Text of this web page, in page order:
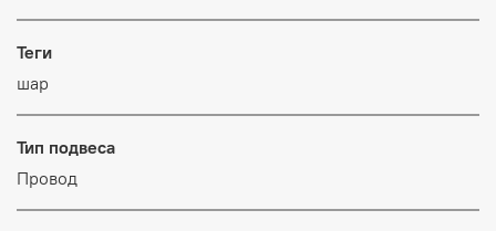
Теги
шар
Тип подвеса
Провод